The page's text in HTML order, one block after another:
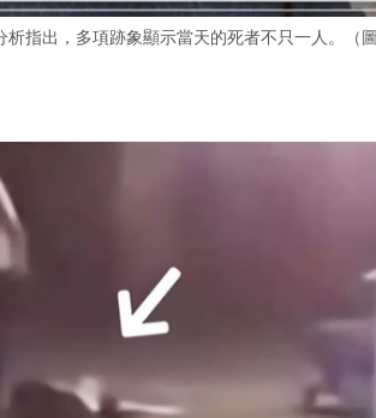
指出，多項跡象顯示當天的死者不只一人。（